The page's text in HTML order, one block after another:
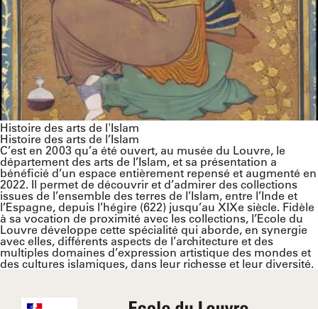
Histoire des arts de l'Islam
Histoire des arts de l’Islam
C’est en 2003 qu’a été ouvert, au musée du Louvre, le
département des arts de l’Islam, et sa présentation a
bénéficié d’un espace entièrement repensé et augmenté en
2022. Il permet de découvrir et d’admirer des collections
issues de l’ensemble des terres de l’Islam, entre l’Inde et
l’Espagne, depuis l’hégire (622) jusqu’au XIXe siècle. Fidèle
à sa vocation de proximité avec les collections, l’Ecole du
Louvre développe cette spécialité qui aborde, en synergie
avec elles, différents aspects de l’architecture et des
multiples domaines d’expression artistique des mondes et
des cultures islamiques, dans leur richesse et leur diversité.